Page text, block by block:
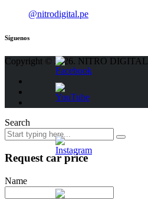
@nitrodigital.pe
Síguenos
Copyright © 2026. NITRO DIGITAL
Search
Request car price
Name